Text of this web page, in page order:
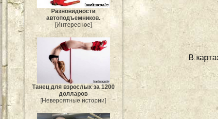
Разновидности
автоподъемников.
[Интересное]
Танец для взрослых за 1200
долларов
[Невероятные истории]
В